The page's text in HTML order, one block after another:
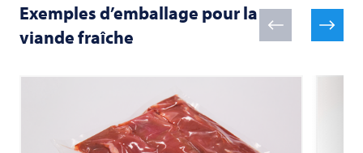
Exemples d’emballage pour la
viande fraîche